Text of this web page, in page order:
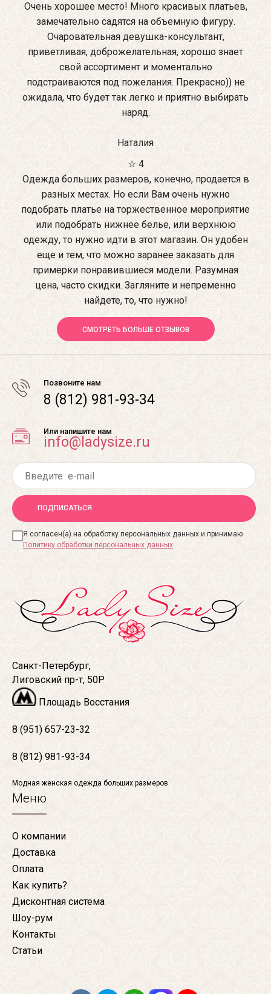
Очень хорошее место! Много красивых платьев,
замечательно садятся на объемную фигуру.
Очаровательная девушка-консультант,
приветливая, доброжелательная, хорошо знает
свой ассортимент и моментально
подстраиваются под пожелания. Прекрасно)) не
ожидала, что будет так легко и приятно выбирать
наряд.
Наталия
☆ 4
Одежда больших размеров, конечно, продается в
разных местах. Но если Вам очень нужно
подобрать платье на торжественное мероприятие
или подобрать нижнее белье, или верхнюю
одежду, то нужно идти в этот магазин. Он удобен
еще и тем, что можно заранее заказать для
примерки понравившиеся модели. Разумная
цена, часто скидки. Загляните и непременно
найдете, то, что нужно!
СМОТРЕТЬ БОЛЬШЕ ОТЗЫВОВ
Позвоните нам
8 (812) 981-93-34
Или напишите нам
info@ladysize.ru
ПОДПИСАТЬСЯ
Я согласен(а) на обработку персональных данных и принимаю
Политику обработки персональных данных
Санкт-Петербург,
Лиговский пр-т, 50Р
Площадь Восстания
8 (951) 657-23-32
8 (812) 981-93-34
Модная женская одежда больших размеров
Меню
О компании
Доставка
Оплата
Как купить?
Дисконтная система
Шоу-рум
Контакты
Статьи